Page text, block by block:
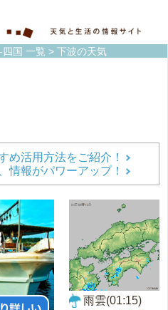
四国 一覧 > 下波の天気
め活用方法をご紹介！
情報がパワーアップ！
雨雲(01:15)